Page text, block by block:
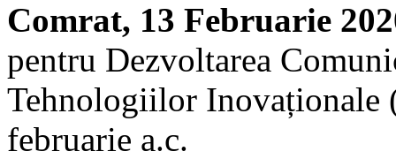
Comrat, 13 Februarie
pentru Dezvoltarea
Tehnologiilor Inovaționale
februarie a.c.